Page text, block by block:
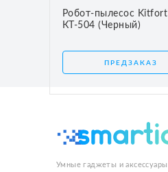
Робот-пылесос Kitfort
КТ-504 (Черный)
ПРЕДЗАКАЗ
Умные гаджеты и аксессуары